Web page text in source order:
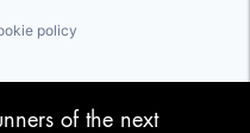
policy
of the next